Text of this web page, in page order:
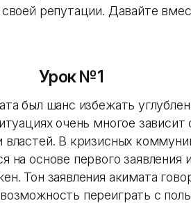
репутации. Давайте
Урок №1
был шанс избежать
очень многое зависит
властей. В кризисных
на основе первого заявления
Тон заявления акимата
переиграть с